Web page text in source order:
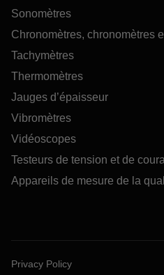
Sonomètres
Chronomètres, chronomètres
Tachymètres
Thermomètres
Jauges d’épaisseur
Vibromètres
Vidéoscopes
Testeurs de tension et de
Appareils de mesure de la
Privacy Policy